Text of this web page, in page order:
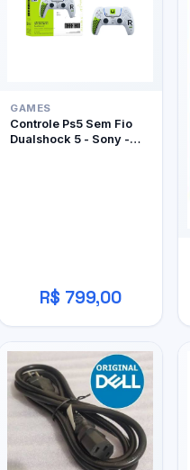
GAMES
Controle Ps5 Sem Fio
Dualshock 5 - Sony -
R$ 799,00